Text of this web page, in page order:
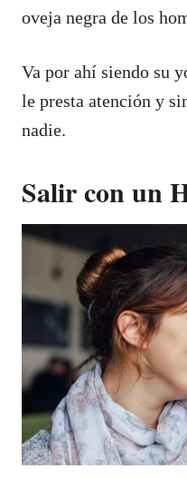
oveja negra de los
Va por ahí siendo su
le presta atención y
nadie.
Salir con un